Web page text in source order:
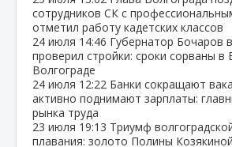
сотрудников СК с
отметил работу кадетских классов
24 июля 14:46 Губернатор Бочаров
проверил стройки: сроки сорваны
Волгограде
24 июля 12:22 Банки сокращают
активно поднимают зарплаты:
рынка труда
23 июля 19:13 Триумф
плавания: золото Полины